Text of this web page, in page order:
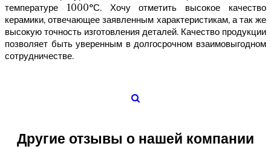
температуре 1000°С. Хочу отметить высокое качество
керамики, отвечающее заявленным характеристикам, а так же
высокую точность изготовления деталей. Качество продукции
позволяет быть уверенным в долгосрочном взаимовыгодном
сотрудничестве.
Другие отзывы о нашей компании